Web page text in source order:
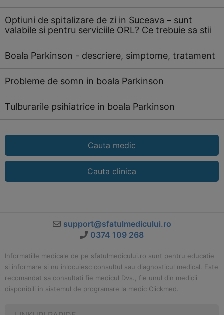
Optiuni de spitalizare de zi in Suceava – sunt
valabile si pentru serviciile ORL? Ce trebuie sa stii
Boala Parkinson - descriere, simptome, tratament
Probleme de somn in boala Parkinson
Tulburarile psihiatrice in boala Parkinson
Cauta medic
Cauta clinica
support@sfatulmedicului.ro
0374 109 268
Informatiile medicale de pe sfatulmedicului.ro sunt pentru educatie
si informare si nu inlocuiesc consultul sau diagnosticul medical. Este
recomandat sa consultati fie medicul Dvs., fie unul din medicii
disponibili in sistemul de programare la medic Clickmed.